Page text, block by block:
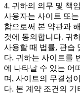
4. 귀하의 의무 및 책임
사용자는 사이트 또
함으로써 본 약관과
것에 동의합니다. 귀
사용할 때 법률, 관습
다. 귀하는 사이트를
에 나타날 수 있는 어
며, 사이트의 무결성
다. 본 계약 조건의